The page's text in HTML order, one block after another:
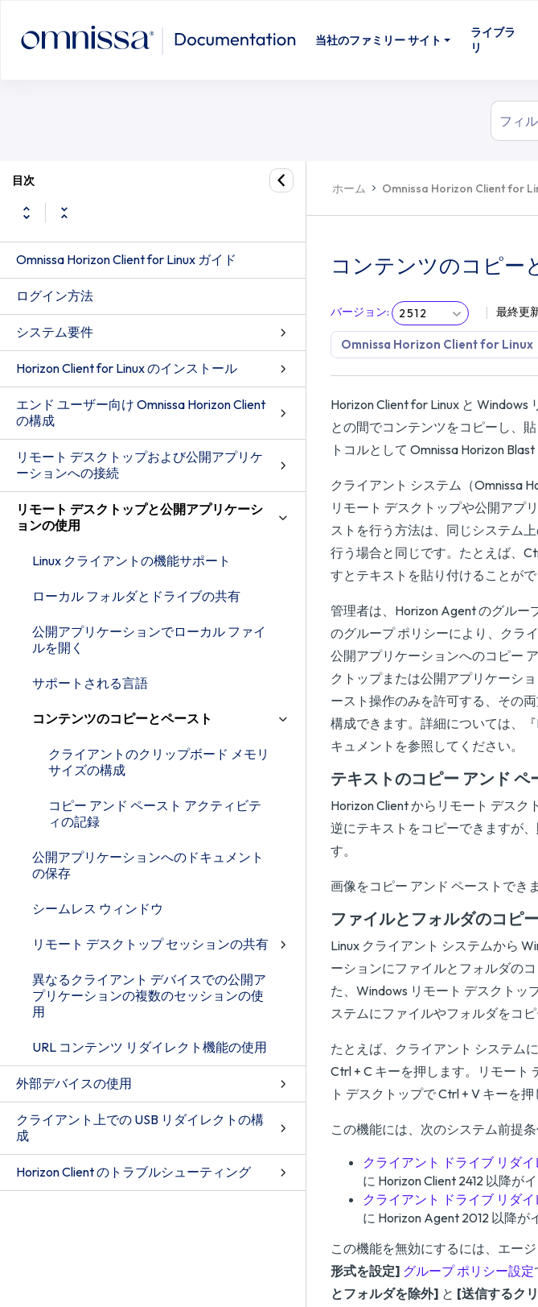
当社のファミリー サイト
ライブラ
リ
フィ
目次
Omnissa Horizon Client for Linux ガイド
ログイン方法
システム要件
Horizon Client for Linux のインストール
エンド ユーザー向け Omnissa Horizon Client
の構成
リモート デスクトップおよび公開アプリケ
ーションへの接続
リモート デスクトップと公開アプリケーシ
ョンの使用
Linux クライアントの機能サポート
ローカル フォルダとドライブの共有
公開アプリケーションでローカル ファイ
ルを開く
サポートされる言語
コンテンツのコピーとペースト
クライアントのクリップボード メモリ
サイズの構成
コピー アンド ペースト アクティビテ
ィの記録
公開アプリケーションへのドキュメント
の保存
シームレス ウィンドウ
リモート デスクトップ セッションの共有
異なるクライアント デバイスでの公開ア
プリケーションの複数のセッションの使
用
URL コンテンツ リダイレクト機能の使用
外部デバイスの使用
クライアント上での USB リダイレクトの構
成
Horizon Client のトラブルシューティング
ホーム Omnissa Horizon Client for
コンテンツのコピー
バージョン: 2512 最終更
Omnissa Horizon Client for Linux
Horizon Client for Linux と
との間でコンテンツをコピーし、
トコルとして Omnissa Horizon
クライアント システム（Omnissa
リモート デスクトップや公開アプ
ストを行う方法は、同じシステム
行う場合と同じです。たとえば、
すとテキストを貼り付けることがで
管理者は、Horizon Agent のグルー
のグループ ポリシーにより、クラ
公開アプリケーションへのコピー
クトップまたは公開アプリケーシ
ースト操作のみを許可する、その
構成できます。詳細については、『
キュメントを参照してください。
テキストのコピー アンド ペ
Horizon Client からリモート デス
逆にテキストをコピーできますが
す。
画像をコピー アンド ペーストでき
ファイルとフォルダのコピ
Linux クライアント システムから
ーションにファイルとフォルダの
た、Windows リモート デスクトッ
ステムにファイルやフォルダをコ
たとえば、クライアント システム
Ctrl + C キーを押します。リモート
ト デスクトップで Ctrl + V キーを押
この機能には、次のシステム前提条
クライアント ドライブ リダイ
に Horizon Client 2412 以降が
クライアント ドライブ リダイ
に Horizon Agent 2012 以降が
この機能を無効にするには、エー
形式を設定] グループ ポリシー設定
とフォルダを除外] と [送信するク